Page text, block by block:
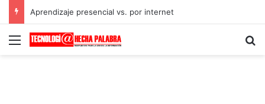
Aprendizaje presencial vs. por internet
Menú